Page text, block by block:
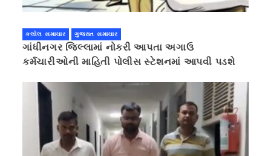
કલોલ સમાચાર ગુજરાત સમાચાર
ગાંધીનગર જિલ્લામાં નોકરી આપતા અગાઉ
કર્મચારીઓની માહિતી પોલીસ સ્ટેશનમાં આપવી પડશે